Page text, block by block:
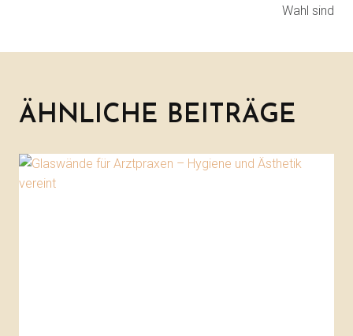
Wahl sind
ÄHNLICHE BEITRÄGE